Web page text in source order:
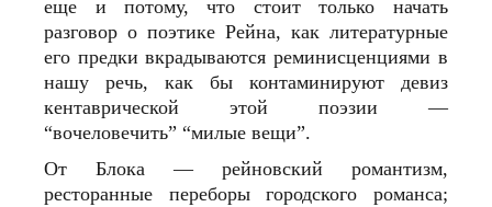
еще и потому, что стоит только начать
разговор о поэтике Рейна, как литературные
его предки вкрадываются реминисценциями в
нашу речь, как бы контаминируют девиз
кентаврической этой поэзии —
“вочеловечить” “милые вещи”.
От Блока — рейновский романтизм,
ресторанные переборы городского романса;